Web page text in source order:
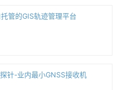
管的GIS轨迹管理平台
探针-业内最小GNSS接收机